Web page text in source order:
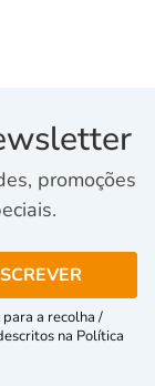
promoções
a recolha /
na Política